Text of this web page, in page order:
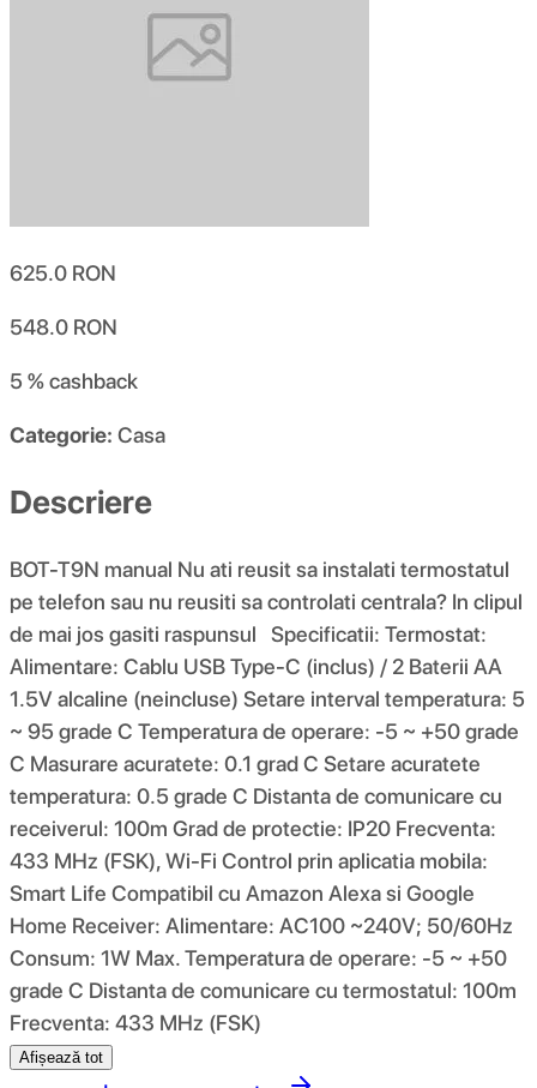
625.0 RON
548.0 RON
5 %cashback
Categorie: Casa
Descriere
BOT-T9N manual Nu ati reusit sa instalati termostatul
pe telefon sau nu reusiti sa controlati centrala? In clipul
de mai jos gasiti raspunsul Specificatii: Termostat:
Alimentare: Cablu USB Type-C (inclus) / 2 Baterii AA
1.5V alcaline (neincluse) Setare interval temperatura: 5
~ 95 grade C Temperatura de operare: -5 ~ +50 grade
C Masurare acuratete: 0.1 grad C Setare acuratete
temperatura: 0.5 grade C Distanta de comunicare cu
receiverul: 100m Grad de protectie: IP20 Frecventa:
433 MHz (FSK), Wi-Fi Control prin aplicatia mobila:
Smart Life Compatibil cu Amazon Alexa si Google
Home Receiver: Alimentare: AC100 ~240V; 50/60Hz
Consum: 1W Max. Temperatura de operare: -5 ~ +50
grade C Distanta de comunicare cu termostatul: 100m
Frecventa: 433 MHz (FSK)
Afișează tot